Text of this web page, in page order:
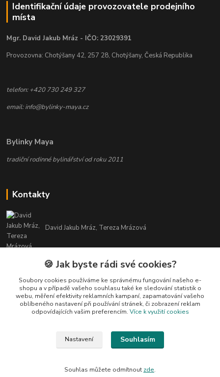
Identifikační údaje provozovatele prodejního
místa
Mgr. David Jakub Mráz - IČO: 23029391
Provozovna: Chotýšany 42, 257 28, Chotýšany, Česká Republika
telefon: +420 730 249 327
email: info@bylinky-maya.cz
Bylinky Maya
tradiční rodinné bylinářství od roku 2011
Kontakty
David Jakub Mráz, Tereza Mrázová
info@bylinky-maya.cz
je bez souhlasu kopírovat ani publikovat!
🍪 Jak byste rádi své cookies?
Soubory cookies používáme ke správnému fungování našeho e-
shopu a v případě vašeho souhlasu také ke sledování statistik o
webu, měření efektivity reklamních kampaní, zapamatování vašeho
oblíbeného nastavení při používání stránek, či zobrazení reklam
odpovídajících vašim preferencím. Více k využití cookies
Nastavení Souhlasím
Souhlas můžete odmítnout zde.